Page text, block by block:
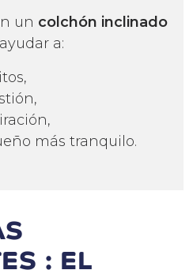
un colchón inclinado
a:
más tranquilo.
: EL